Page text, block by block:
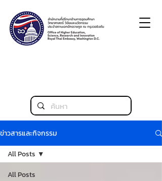
ข่าวสารและกิจกรรม
All Posts
All Posts